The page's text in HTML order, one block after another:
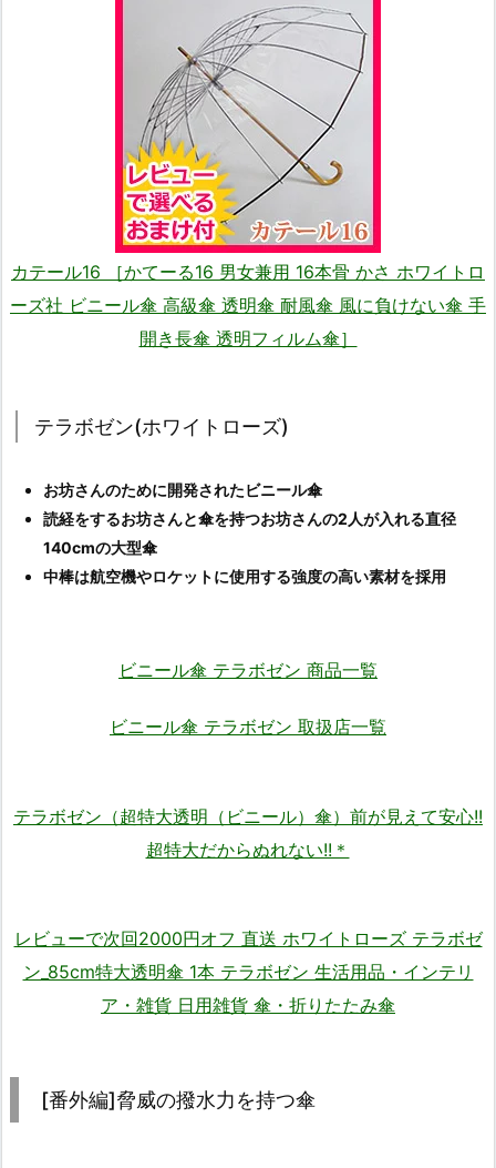
カテール16 ［かてーる16 男女兼用 16本骨 かさ ホワイトロ
ーズ社 ビニール傘 高級傘 透明傘 耐風傘 風に負けない傘 手
開き長傘 透明フィルム傘］
テラボゼン(ホワイトローズ)
お坊さんのために開発されたビニール傘
読経をするお坊さんと傘を持つお坊さんの2人が入れる直径
140cmの大型傘
中棒は航空機やロケットに使用する強度の高い素材を採用
ビニール傘 テラボゼン 商品一覧
ビニール傘 テラボゼン 取扱店一覧
テラボゼン（超特大透明（ビニール）傘）前が見えて安心!!
超特大だからぬれない!!＊
レビューで次回2000円オフ 直送 ホワイトローズ テラボゼ
ン_85cm特大透明傘 1本 テラボゼン 生活用品・インテリ
ア・雑貨 日用雑貨 傘・折りたたみ傘
[番外編]脅威の撥水力を持つ傘